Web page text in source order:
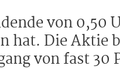
von 0,50
hat. Die Aktie
von fast 30